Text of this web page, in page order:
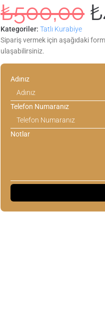
₺500,00 ₺
Kategoriler: Tatlı Kurabiye
Sipariş vermek için aşağıdaki
ulaşabilirsiniz.
Adınız
Telefon Numaranız
Notlar